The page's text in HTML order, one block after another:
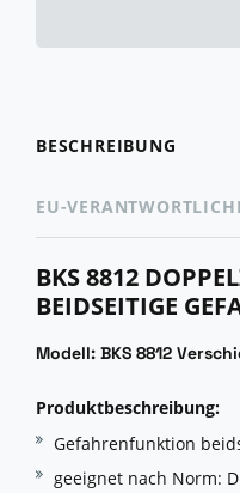
BESCHREIBUNG
EU-
BKS 8812
BEIDSEITIGE
Modell: BKS 8812
Produktbeschreibung:
Gefahrenfunktion
geeignet nach Norm: